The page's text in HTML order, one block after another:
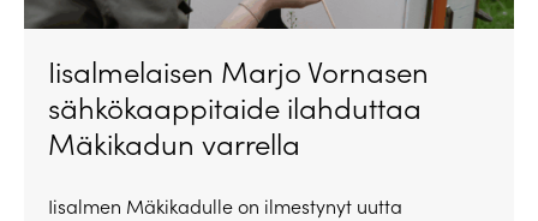
Iisalmelaisen Marjo Vornasen
sähkökaappitaide ilahduttaa
Mäkikadun varrella
Iisalmen Mäkikadulle on ilmestynyt uutta